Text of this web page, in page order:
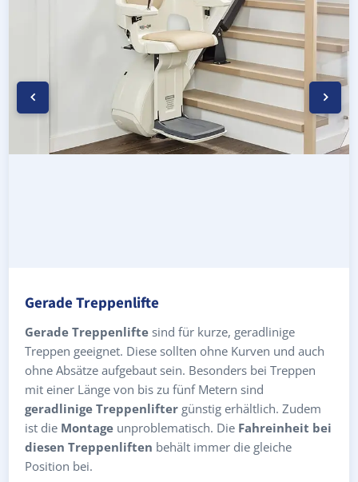
Gerade Treppenlifte
Gerade Treppenlifte sind für kurze, geradlinige
Treppen geeignet. Diese sollten ohne Kurven und auch
ohne Absätze aufgebaut sein. Besonders bei Treppen
mit einer Länge von bis zu fünf Metern sind
geradlinige Treppenlifter günstig erhältlich. Zudem
ist die Montage unproblematisch. Die Fahreinheit bei
diesen Treppenliften behält immer die gleiche
Position bei.